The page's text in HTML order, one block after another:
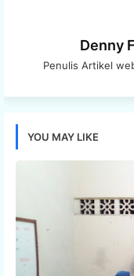
Denny
Penulis Artikel
YOU MAY LIKE